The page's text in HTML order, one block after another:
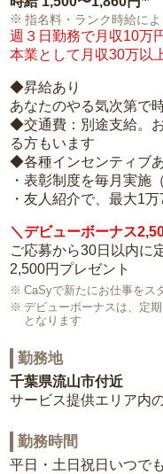
指名料・ランク時給に
週３日勤務で月収10万
本業として月収30万以
◆昇給あり
あなたのやる気次第で
◆交通費：別途支給。
る方もいます
◆各種インセンティブ
・表彰制度を毎月実施
・友人紹介で、最大1
＼デビューボーナス
ご応募から30日以内に
2,500円プレゼント
CaSyで新たにお仕事をス
デビューボーナスは、定
となります
勤務地
千葉県流山市付近
サービス提供エリア内
勤務時間
平日・土日祝日いつで